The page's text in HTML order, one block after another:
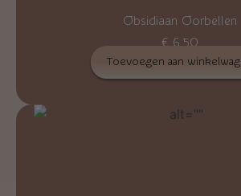
Obsidiaan Oorbellen
€6,50
Toevoegen aan